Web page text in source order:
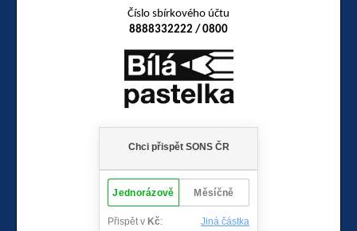
Číslo sbírkového účtu
8888332222 / 0800